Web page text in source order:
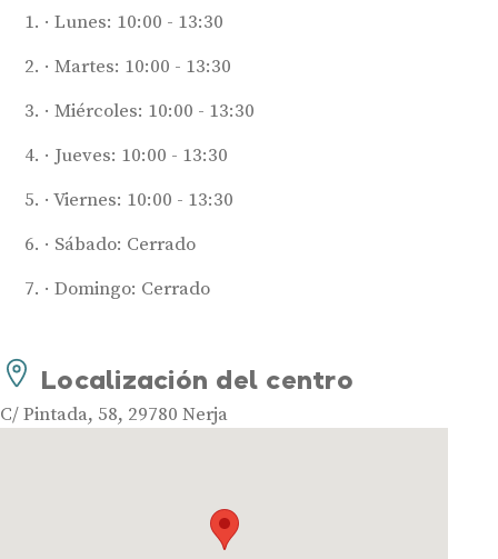
Lunes: 10:00 - 13:30
Martes: 10:00 - 13:30
Miércoles: 10:00 - 13:30
Jueves: 10:00 - 13:30
Viernes: 10:00 - 13:30
Sábado: Cerrado
Domingo: Cerrado
Localización del centro
C/ Pintada, 58, 29780 Nerja
Mejores marcas de audífonos
Audífonos invisibles
Audífonos bluetooth
Audífonos recargables